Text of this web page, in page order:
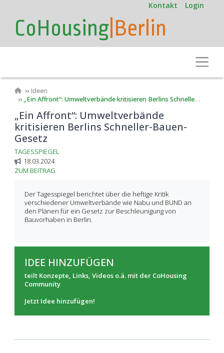
Inhaltaccount
menu
Kontakt Login
CoHousing |Berlin
Pfadnavigation
Ideen
„Ein Affront“: Umweltverbände kritisieren Berlins Schneller-Bauen-Gesetz
„Ein Affront“: Umweltverbände
kritisieren Berlins Schneller-Bauen-
Gesetz
TAGESSPIEGEL
18.03.2024
ZUM BEITRAG
Der Tagesspiegel berichtet über die heftige Kritik
verschiedener Umweltverbände wie Nabu und BUND an
den Plänen für ein Gesetz zur Beschleunigung von
Bauvorhaben in Berlin.
IDEE HINZUFÜGEN
teilt Konzepte, Links, Videos o.ä. mit der CoHousing
Community
Jetzt Idee hinzufügen!